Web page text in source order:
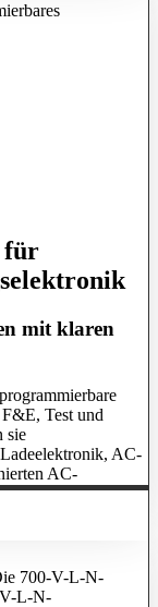
für
mit klaren
Test und
sie
AC-
AC-
700-V-L-N-
L-N-